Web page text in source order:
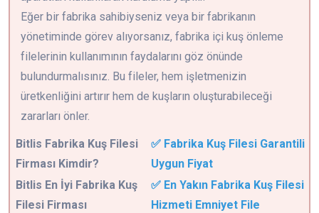
Eğer bir fabrika sahibiyseniz veya bir fabrikanın
yönetiminde görev alıyorsanız, fabrika içi kuş önleme
filelerinin kullanımının faydalarını göz önünde
bulundurmalısınız. Bu fileler, hem işletmenizin
üretkenliğini artırır hem de kuşların oluşturabileceği
zararları önler.
Bitlis Fabrika Kuş Filesi
Firması Kimdir?
✅ Fabrika Kuş Filesi Garantili
Uygun Fiyat
Bitlis En İyi Fabrika Kuş
Filesi Firması
✅ En Yakın Fabrika Kuş Filesi
Hizmeti Emniyet File